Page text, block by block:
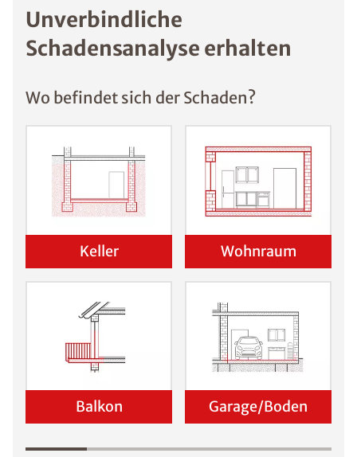
Unverbindliche
Schadensanalyse erhalten
Wo befindet sich der Schaden?
Keller Wohnraum
Balkon Garage/Boden